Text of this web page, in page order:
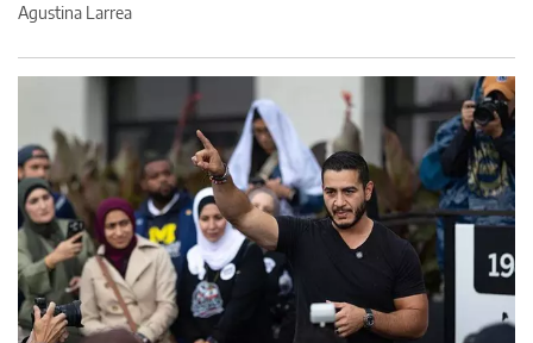
Agustina Larrea